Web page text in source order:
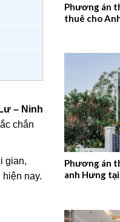
– Ninh
chắn
gian,
nay.
Phương án
thuê cho
Phương án
anh Hưng